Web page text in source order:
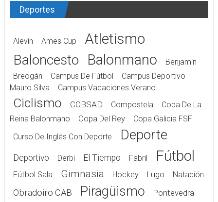
Deportes
Alevín Ames Cup Atletismo
Baloncesto Balonmano
Benjamín
Breogán
Campus De Fútbol
Campus Deportivo
Mauro Silva
Campus Vacaciones Verano
Ciclismo COBSAD Compostela
Copa De La
Reina Balonmano
Copa Del Rey
Copa Galicia FSF
Curso De Inglés Con Deporte
Deporte
Deportivo Derbi El Tiempo Fabril Fútbol
Fútbol Sala Gimnasia Hockey Lugo Natación
Obradoiro CAB Piragüismo
Pontevedra